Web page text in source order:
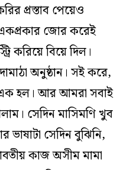
প্রস্তাব পেয়েও
একপ্রকার জোর করেই
করিয়ে বিয়ে দিল।
অনুষ্ঠান। সই করে,
হল। আর আমরা সবাই
সেদিন মাসিমণি খুব
ভাষাটা সেদিন বুঝিনি,
কাজ অসীম মামা